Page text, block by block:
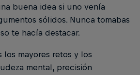
buena idea si uno venía
sólidos. Nunca tomabas
te hacía destacar.
los mayores retos y los
mental, precisión